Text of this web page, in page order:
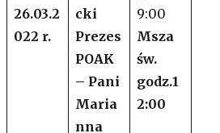
26.03.2
022 r.
cki
Prezes
POAK
– Pani
Maria
nna
9:00
Msza
św.
godz.1
2:00